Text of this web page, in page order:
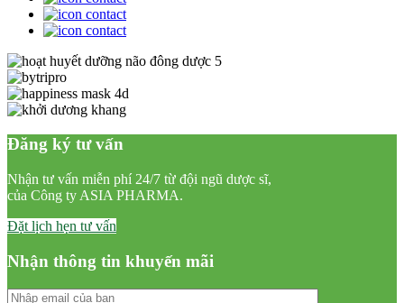
Đăng ký tư vấn
Nhận tư vấn miễn phí 24/7 từ đội ngũ dược sĩ,
của Công ty ASIA PHARMA.
Đặt lịch hẹn tư vấn
Nhận thông tin khuyến mãi